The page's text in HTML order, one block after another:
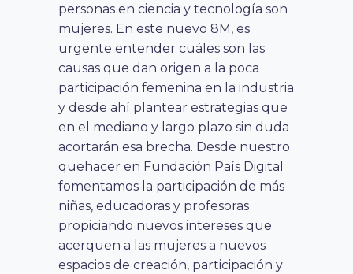
personas en ciencia y tecnología son
mujeres. En este nuevo 8M, es
urgente entender cuáles son las
causas que dan origen a la poca
participación femenina en la industria
y desde ahí plantear estrategias que
en el mediano y largo plazo sin duda
acortarán esa brecha. Desde nuestro
quehacer en Fundación País Digital
fomentamos la participación de más
niñas, educadoras y profesoras
propiciando nuevos intereses que
acerquen a las mujeres a nuevos
espacios de creación, participación y